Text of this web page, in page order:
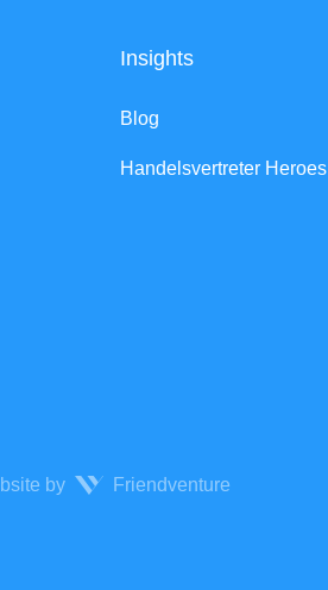
Insights
Blog
Handelsvertreter Heroes
by Friendventure